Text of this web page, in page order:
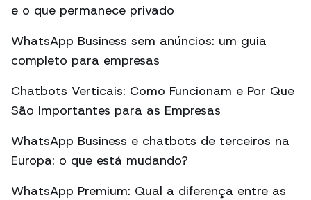
e o que permanece privado
WhatsApp Business sem anúncios: um guia
completo para empresas
Chatbots Verticais: Como Funcionam e Por Que
São Importantes para as Empresas
WhatsApp Business e chatbots de terceiros na
Europa: o que está mudando?
WhatsApp Premium: Qual a diferença entre as